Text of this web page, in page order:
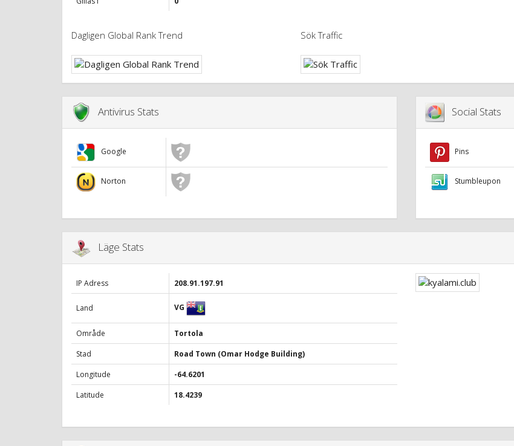
Dagligen Global Rank Trend Sök Traffic
Antivirus Stats
Google
Norton
Social Stats
Pins
Stumbleupon
Läge Stats
IP Adress 208.91.197.91
Land VG
Område
Tortola
Stad
Road Town (Omar Hodge Building)
Longitude
-64.6201
Latitude
18.4239